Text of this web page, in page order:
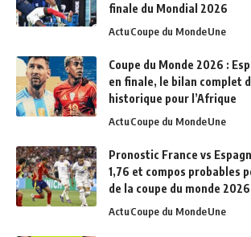
finale du Mondial 2026
ActuCoupe du MondeUne
Coupe du Monde 2026 :
en finale, le bilan complet
historique pour l’Afrique
ActuCoupe du MondeUne
Pronostic France vs
1,76 et compos probables
de la coupe du monde 2026
ActuCoupe du MondeUne